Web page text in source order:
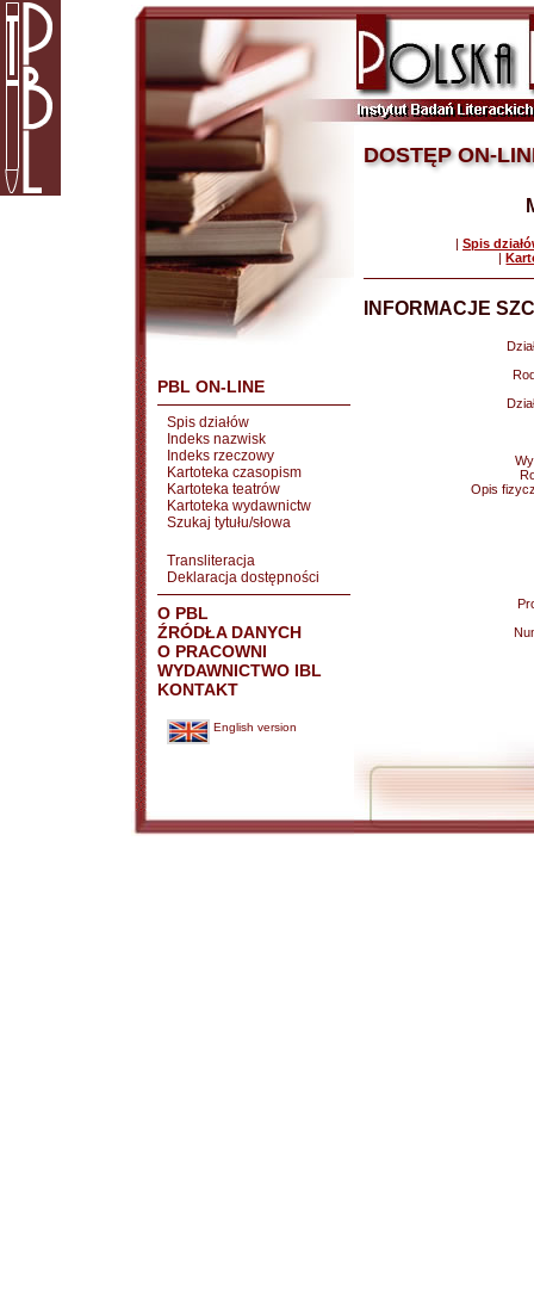
PBL ON-LINE
Spis działów
Indeks nazwisk
Indeks rzeczowy
Kartoteka czasopism
Kartoteka teatrów
Kartoteka wydawnictw
Szukaj tytułu/słowa
Transliteracja
Deklaracja dostępności
O PBL
ŹRÓDŁA DANYCH
O PRACOWNI
WYDAWNICTWO IBL
KONTAKT
English version
DOSTĘP ON-
| Spis
|
INFORMACJE
Opis